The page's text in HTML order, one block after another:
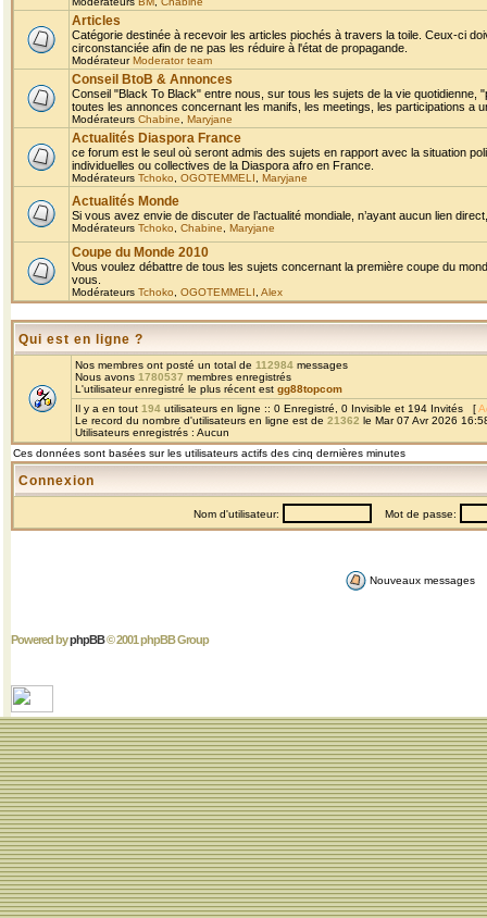
Articles
Catégorie destinée à recevoir les articles piochés à travers la toile. Ceux-ci
circonstanciée afin de ne pas les réduire à l'état de propagande.
ModérateurModerator team
Conseil BtoB & Annonces
Conseil "Black To Black" entre nous, sur tous les sujets de la vie
toutes les annonces concernant les manifs, les meetings, les participations a
Modérateurs Chabine Maryjane
Actualités Diaspora France
ce forum est le seul où seront admis des sujets en rapport avec la situation
individuelles ou collectives de la Diaspora afro en France.
Modérateurs Tchoko OGOTEMMELI Maryjane
Actualités Monde
Si vous avez envie de discuter de l’actualité mondiale, n’ayant aucun lien
Modérateurs Tchoko Chabine Maryjane
Coupe du Monde 2010
Vous voulez débattre de tous les sujets concernant la première coupe du
vous.
Modérateurs Tchoko OGOTEMMELI Alex
Qui est en ligne ?
Nos membres ont posté un total de 112984 messages
Nous avons 1780537 membres enregistrés
L'utilisateur enregistré le plus récent est gg88topcom
Il y a en tout 194 utilisateurs en ligne :: 0 Enregistré, 0 Invisible et 194 Invités [
Le record du nombre d'utilisateurs en ligne est de 21362 le Mar 07 Avr 2026
Utilisateurs enregistrés : Aucun
Ces données sont basées sur les utilisateurs actifs des cinq dernières minutes
Connexion
Nom d'utilisateur: Mot de passe:
Nouveaux messages
Powered byphpBB© 2001 phpBB Group